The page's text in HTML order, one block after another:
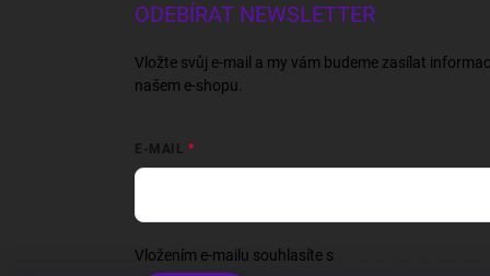
ODEBÍRAT NEWSLETTER
Vložte svůj e-mail a my vám budeme zasílat
našem e-shopu.
E-MAIL
Vložením e-mailu souhlasíte s